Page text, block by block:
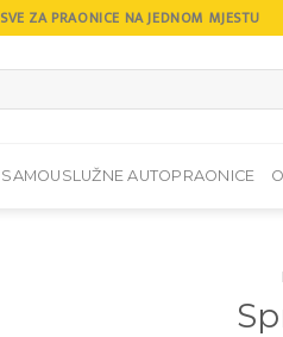
SVE ZA PRAONICE NA JEDNOM MJESTU
SAMOUSLUŽNE AUTOPRAONICE